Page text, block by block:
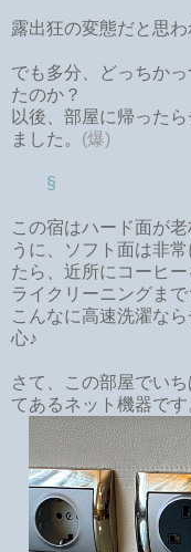
露出狂の変態だと思
でも多分、どっちか
たのか？
以後、部屋に帰った
ました。 (爆)
§
この宿はハード面が
うに、ソフト面は非
たら、近所にコーヒ
ライクリーニングま
こんなに高速洗濯な
心♪
さて、この部屋でい
てあるネット機器です